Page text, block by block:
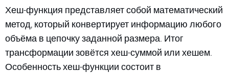
Хеш-функция представляет собой математический
метод, который конвертирует информацию любого
объёма в цепочку заданной размера. Итог
трансформации зовётся хеш-суммой или хешем.
Особенность хеш-функции состоит в